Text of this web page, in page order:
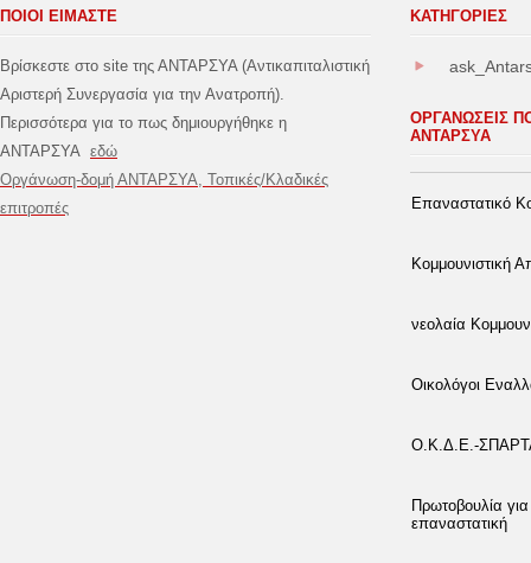
ΠΟΙΟΙ ΕΙΜΑΣΤΕ
Βρίσκεστε στο site της ΑΝΤΑΡΣΥΑ (Αντικαπιταλιστική
Αριστερή Συνεργασία για την Ανατροπή).
Περισσότερα για το πως δημιουργήθηκε η
ΑΝΤΑΡΣΥΑ εδώ
Οργάνωση-δομή ΑΝΤΑΡΣΥΑ, Τοπικές/Κλαδικές
επιτροπές
ΚΑΤΗΓΟΡΊΕΣ
ΟΡΓΑΝΩΣΕΙΣ
ΑΝΤΑΡΣΥΑ
Επαναστατικό
Κομμουνιστική
νεολαία
Οικολόγοι
Ο.Κ.Δ.Ε.-
Πρωτοβουλία
επαναστατική